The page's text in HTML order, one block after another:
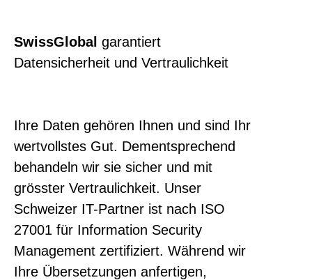
SwissGlobal garantiert
Datensicherheit und Vertraulichkeit
Ihre Daten gehören Ihnen und sind Ihr
wertvollstes Gut. Dementsprechend
behandeln wir sie sicher und mit
grösster Vertraulichkeit. Unser
Schweizer IT-Partner ist nach ISO
27001 für Information Security
Management zertifiziert. Während wir
Ihre Übersetzungen anfertigen,